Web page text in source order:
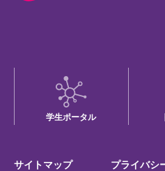
学生ポータル
サイトマップ プライバシ